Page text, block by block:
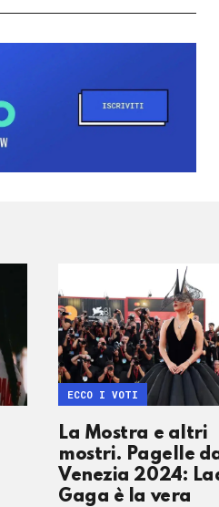
La Mostra e altri
mostri. Pagelle
Venezia 2024:
Gaga è la vera
ECCO I VOTI